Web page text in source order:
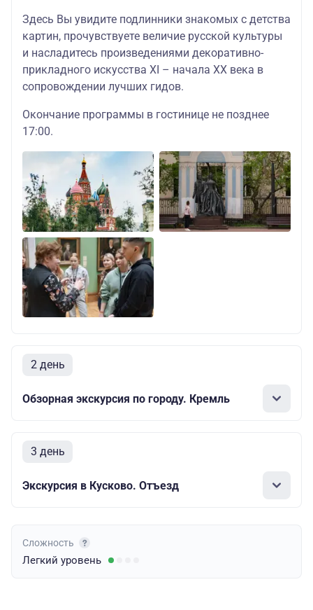
Здесь Вы увидите подлинники знакомых с детства
картин, прочувствуете величие русской культуры
и насладитесь произведениями декоративно-
прикладного искусства XI – начала XX века в
сопровождении лучших гидов.
Окончание программы в гостинице не позднее
17:00.
2 день
Обзорная экскурсия по городу. Кремль
3 день
Экскурсия в Кусково. Отъезд
Сложность
Легкий уровень